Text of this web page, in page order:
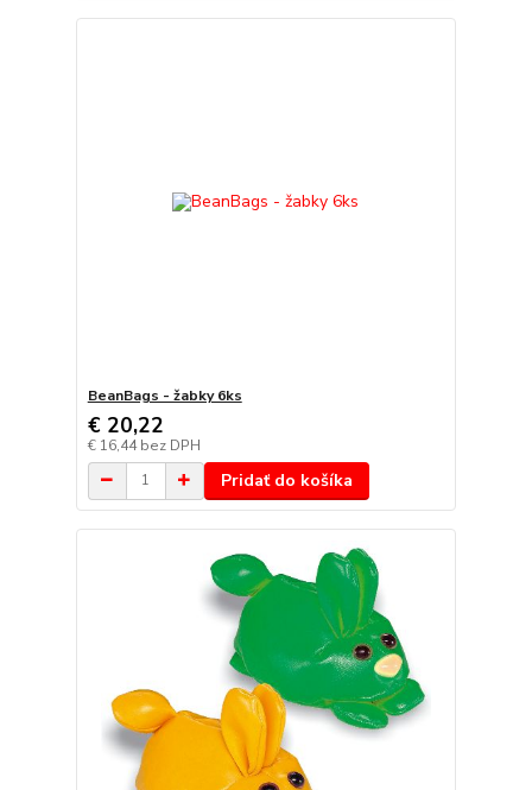
BeanBags - žabky 6ks
€ 20,22
€ 16,44bez DPH
Pridať do košíka